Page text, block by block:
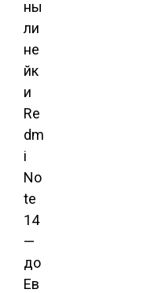
ны
ли
не
йк
и
Re
dm
i
No
te
14
—
до
Ев